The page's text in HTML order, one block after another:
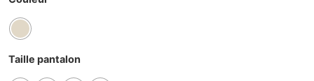
Taille pantalon